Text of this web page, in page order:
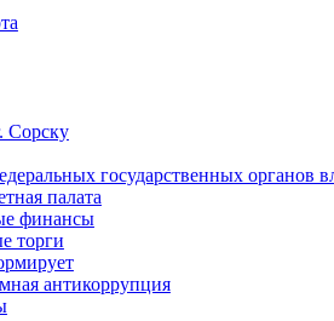
государственных органов
палата
финансы
торги
антикоррупция